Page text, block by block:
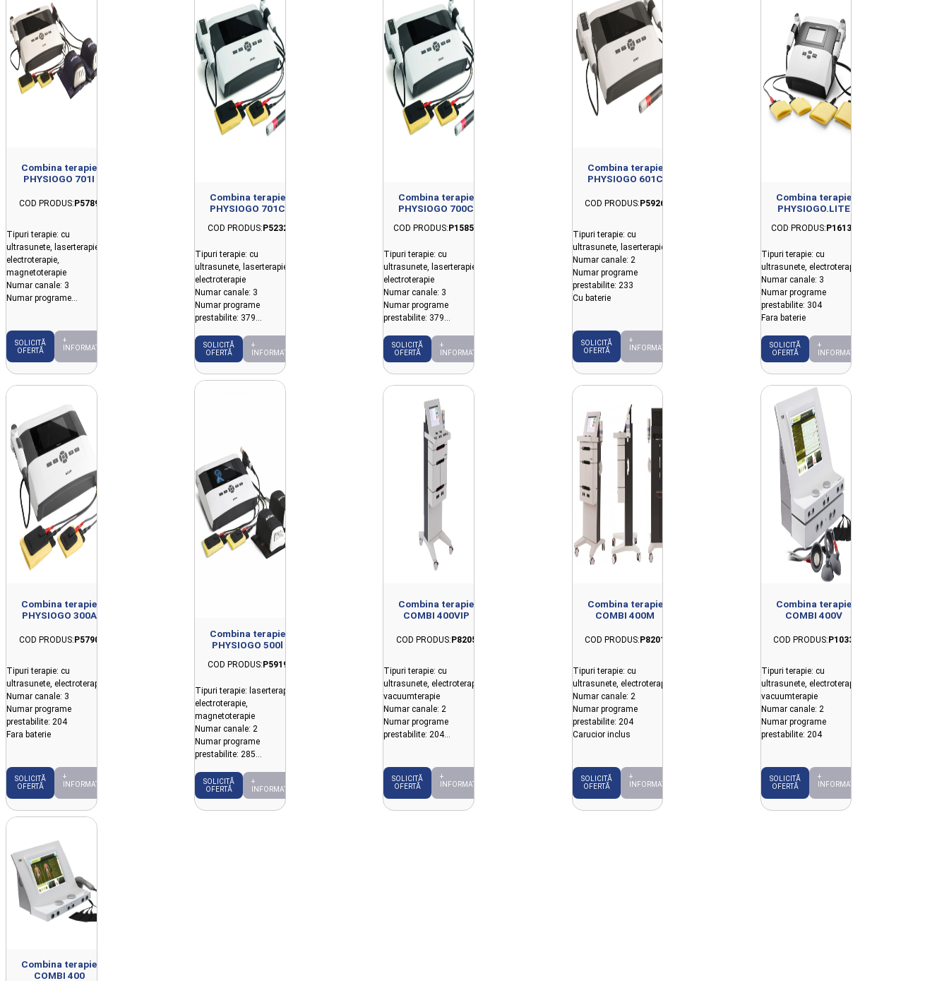
Combina terapie
PHYSIOGO 701I
COD PRODUS: P5789
Tipuri terapie: cu
ultrasunete, laserterapie,
electroterapie,
magnetoterapie
Numar canale: 3
Numar programe
SOLICITĂ
OFERTĂ
+
INFORMAȚII
Combina terapie
PHYSIOGO 701C
COD PRODUS: P5232
Tipuri terapie: cu
ultrasunete, laserterapie,
electroterapie
Numar canale: 3
Numar programe
prestabilite: 379
SOLICITĂ
OFERTĂ
+
INFORMAȚII
Combina terapie
PHYSIOGO 700C
COD PRODUS: P15856
Tipuri terapie: cu
ultrasunete, laserterapie,
electroterapie
Numar canale: 3
Numar programe
prestabilite: 379
SOLICITĂ
OFERTĂ
+
INFORMAȚII
Combina terapie
PHYSIOGO 601C
COD PRODUS: P5926
Tipuri terapie: cu
ultrasunete, laserterapie
Numar canale: 2
Numar programe
prestabilite: 233
Cu baterie
SOLICITĂ
OFERTĂ
+
INFORMAȚII
Combina terapie
PHYSIOGO.LITE
COD PRODUS: P16135
Tipuri terapie: cu
ultrasunete, electroterapie
Numar canale: 3
Numar programe
prestabilite: 304
Fara baterie
SOLICITĂ
OFERTĂ
+
INFORMAȚII
Combina terapie
PHYSIOGO 300A
COD PRODUS: P5790
Tipuri terapie: cu
ultrasunete, electroterapie
Numar canale: 3
Numar programe
prestabilite: 204
Fara baterie
SOLICITĂ
OFERTĂ
+
INFORMAȚII
Combina terapie
PHYSIOGO 500l
COD PRODUS: P5919
Tipuri terapie: laserterapie,
electroterapie,
magnetoterapie
Numar canale: 2
Numar programe
prestabilite: 285
SOLICITĂ
OFERTĂ
+
INFORMAȚII
Combina terapie
COMBI 400VIP
COD PRODUS: P8205
Tipuri terapie: cu
ultrasunete, electroterapie,
vacuumterapie
Numar canale: 2
Numar programe
prestabilite: 204
SOLICITĂ
OFERTĂ
+
INFORMAȚII
Combina terapie
COMBI 400M
COD PRODUS: P8201
Tipuri terapie: cu
ultrasunete, electroterapie
Numar canale: 2
Numar programe
prestabilite: 204
Carucior inclus
SOLICITĂ
OFERTĂ
+
INFORMAȚII
Combina terapie
COMBI 400V
COD PRODUS: P1033
Tipuri terapie: cu
ultrasunete, electroterapie,
vacuumterapie
Numar canale: 2
Numar programe
prestabilite: 204
SOLICITĂ
OFERTĂ
+
INFORMAȚII
Combina terapie
COMBI 400